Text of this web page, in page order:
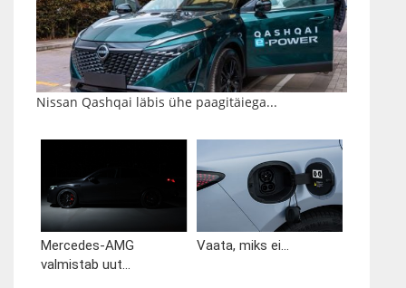
Nissan Qashqai läbis ühe paagitäiega...
Mercedes-AMG
valmistab uut...
Vaata, miks ei...